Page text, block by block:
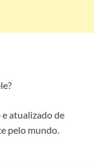
atualizado de
pelo mundo.